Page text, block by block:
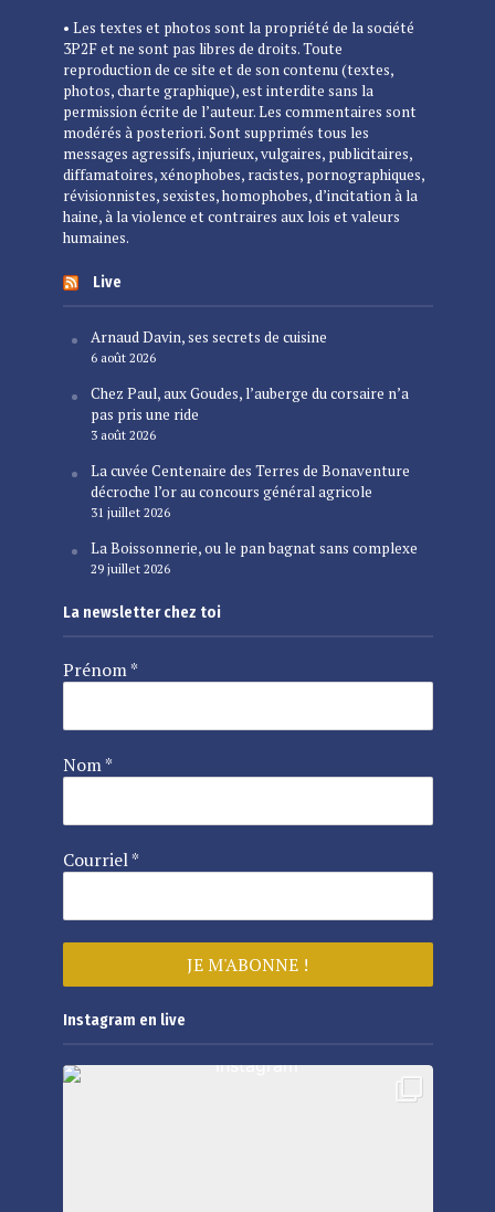
• Les textes et photos sont la propriété de la société
3P2F et ne sont pas libres de droits. Toute
reproduction de ce site et de son contenu (textes,
photos, charte graphique), est interdite sans la
permission écrite de l’auteur. Les commentaires sont
modérés à posteriori. Sont supprimés tous les
messages agressifs, injurieux, vulgaires, publicitaires,
diffamatoires, xénophobes, racistes, pornographiques,
révisionnistes, sexistes, homophobes, d’incitation à la
haine, à la violence et contraires aux lois et valeurs
humaines.
Live
Arnaud Davin, ses secrets de cuisine
6 août 2026
Chez Paul, aux Goudes, l’auberge du corsaire n’a
pas pris une ride
3 août 2026
La cuvée Centenaire des Terres de Bonaventure
décroche l’or au concours général agricole
31 juillet 2026
La Boissonnerie, ou le pan bagnat sans complexe
29 juillet 2026
La newsletter chez toi
Prénom*
Nom*
Courriel*
Instagram en live